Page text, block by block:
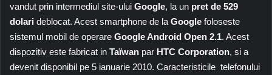
vandut prin intermediul site-ului Google, la un pret de 529
dolari deblocat. Acest smartphone de la Google foloseste
sistemul mobil de operare Google Android Open 2.1. Acest
dispozitiv este fabricat in Taïwan par HTC Corporation, si a
devenit disponibil pe 5 ianuarie 2010. Caracteristicile telefonului